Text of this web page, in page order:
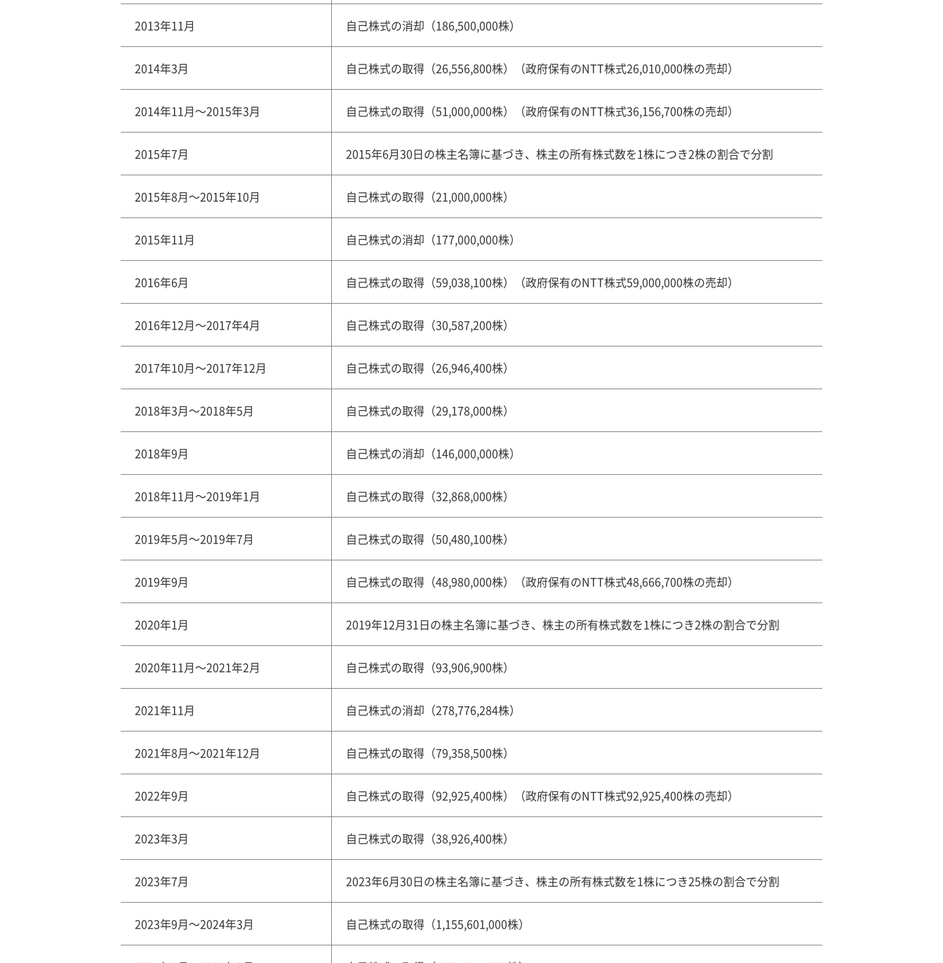
2013年11月 自己株式の消却（186,500,000株）
2014年3月 自己株式の取得（26,556,800株）（政府保有のNTT株式26,010,000株の売却）
2014年11月～2015年3月 自己株式の取得（51,000,000株）（政府保有のNTT株式36,156,700株の売却）
2015年7月 2015年6月30日の株主名簿に基づき、株主の所有株式数を1株につき2株の割合で分割
2015年8月～2015年10月 自己株式の取得（21,000,000株）
2015年11月 自己株式の消却（177,000,000株）
2016年6月 自己株式の取得（59,038,100株）（政府保有のNTT株式59,000,000株の売却）
2016年12月～2017年4月 自己株式の取得（30,587,200株）
2017年10月～2017年12月 自己株式の取得（26,946,400株）
2018年3月～2018年5月 自己株式の取得（29,178,000株）
2018年9月 自己株式の消却（146,000,000株）
2018年11月～2019年1月 自己株式の取得（32,868,000株）
2019年5月～2019年7月 自己株式の取得（50,480,100株）
2019年9月 自己株式の取得（48,980,000株）（政府保有のNTT株式48,666,700株の売却）
2020年1月 2019年12月31日の株主名簿に基づき、株主の所有株式数を1株につき2株の割合で分割
2020年11月～2021年2月 自己株式の取得（93,906,900株）
2021年11月 自己株式の消却（278,776,284株）
2021年8月～2021年12月 自己株式の取得（79,358,500株）
2022年9月 自己株式の取得（92,925,400株）（政府保有のNTT株式92,925,400株の売却）
2023年3月 自己株式の取得（38,926,400株）
2023年7月 2023年6月30日の株主名簿に基づき、株主の所有株式数を1株につき25株の割合で分割
2023年9月～2024年3月 自己株式の取得（1,155,601,000株）​